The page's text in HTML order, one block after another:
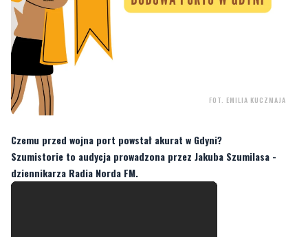
Czemu przed wojna port powstał akurat w Gdyni?
Szumistorie to audycja prowadzona przez Jakuba Szumilasa -